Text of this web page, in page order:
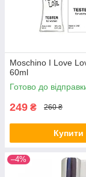
Moschino I Love
60ml
Готово до
249 ₴ 260 ₴
Купити
–4%